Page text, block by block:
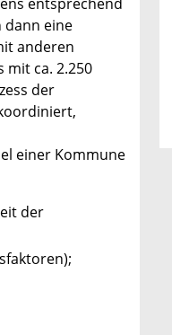
entsprechend
dann eine
anderen
ca. 2.250
der
einer Kommune
der